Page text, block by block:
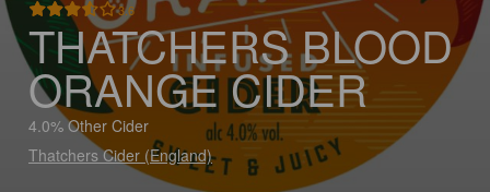
3.6
THATCHERS BLOOD
ORANGE CIDER
4.0% Other Cider
Thatchers Cider (England)